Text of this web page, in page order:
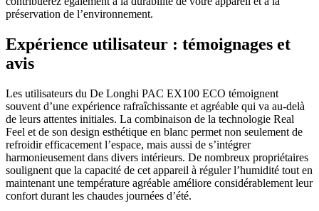
préservation de l’environnement.
Expérience utilisateur : témoignages et
avis
Les utilisateurs du De Longhi PAC EX100 ECO témoignent
souvent d’une expérience rafraîchissante et agréable qui va au-delà
de leurs attentes initiales. La combinaison de la technologie Real
Feel et de son design esthétique en blanc permet non seulement de
refroidir efficacement l’espace, mais aussi de s’intégrer
harmonieusement dans divers intérieurs. De nombreux propriétaires
soulignent que la capacité de cet appareil à réguler l’humidité tout en
maintenant une température agréable améliore considérablement leur
confort durant les chaudes journées d’été.